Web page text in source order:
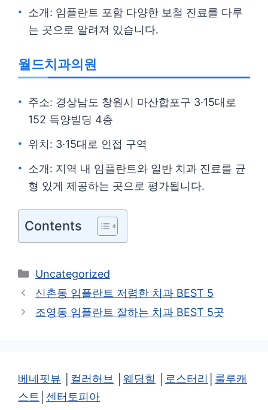
소개: 임플란트 포함 다양한 보철 진료를 다루
는 곳으로 알려져 있습니다.
월드치과의원
주소: 경상남도 창원시 마산합포구 3·15대로
152 득양빌딩 4층
위치: 3·15대로 인접 구역
소개: 지역 내 임플란트와 일반 치과 진료를 균
형 있게 제공하는 곳으로 평가됩니다.
Contents
카
테
리
Uncategorized
신촌동 임플란트 저렴한 치과 BEST 5
조영동 임플란트 잘하는 치과 BEST 5곳
베네핏뷰 컬러허브 웨딩힐 로스터리
룰루캐
스트
센터토피아